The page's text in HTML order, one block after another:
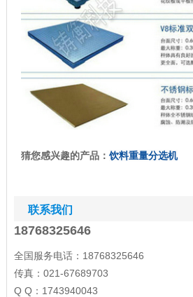
猜您感兴趣的产品： 饮料重量分选机
联系我们
18768325646
全国服务电话：18768325646
传真：021-67689703
Q Q：1743940043